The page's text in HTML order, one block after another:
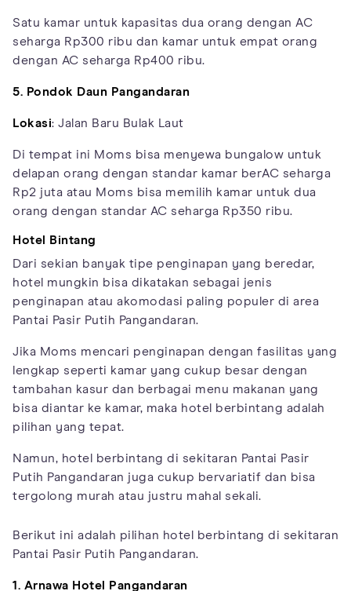
Satu kamar untuk kapasitas dua orang dengan AC
seharga Rp300 ribu dan kamar untuk empat orang
dengan AC seharga Rp400 ribu.
5. Pondok Daun Pangandaran
Lokasi: Jalan Baru Bulak Laut
Di tempat ini Moms bisa menyewa bungalow untuk
delapan orang dengan standar kamar berAC seharga
Rp2 juta atau Moms bisa memilih kamar untuk dua
orang dengan standar AC seharga Rp350 ribu.
Hotel Bintang
Dari sekian banyak tipe penginapan yang beredar,
hotel mungkin bisa dikatakan sebagai jenis
penginapan atau akomodasi paling populer di area
Pantai Pasir Putih Pangandaran.
Jika Moms mencari penginapan dengan fasilitas yang
lengkap seperti kamar yang cukup besar dengan
tambahan kasur dan berbagai menu makanan yang
bisa diantar ke kamar, maka hotel berbintang adalah
pilihan yang tepat.
Namun, hotel berbintang di sekitaran Pantai Pasir
Putih Pangandaran juga cukup bervariatif dan bisa
tergolong murah atau justru mahal sekali.
Berikut ini adalah pilihan hotel berbintang di sekitaran
Pantai Pasir Putih Pangandaran.
1. Arnawa Hotel Pangandaran